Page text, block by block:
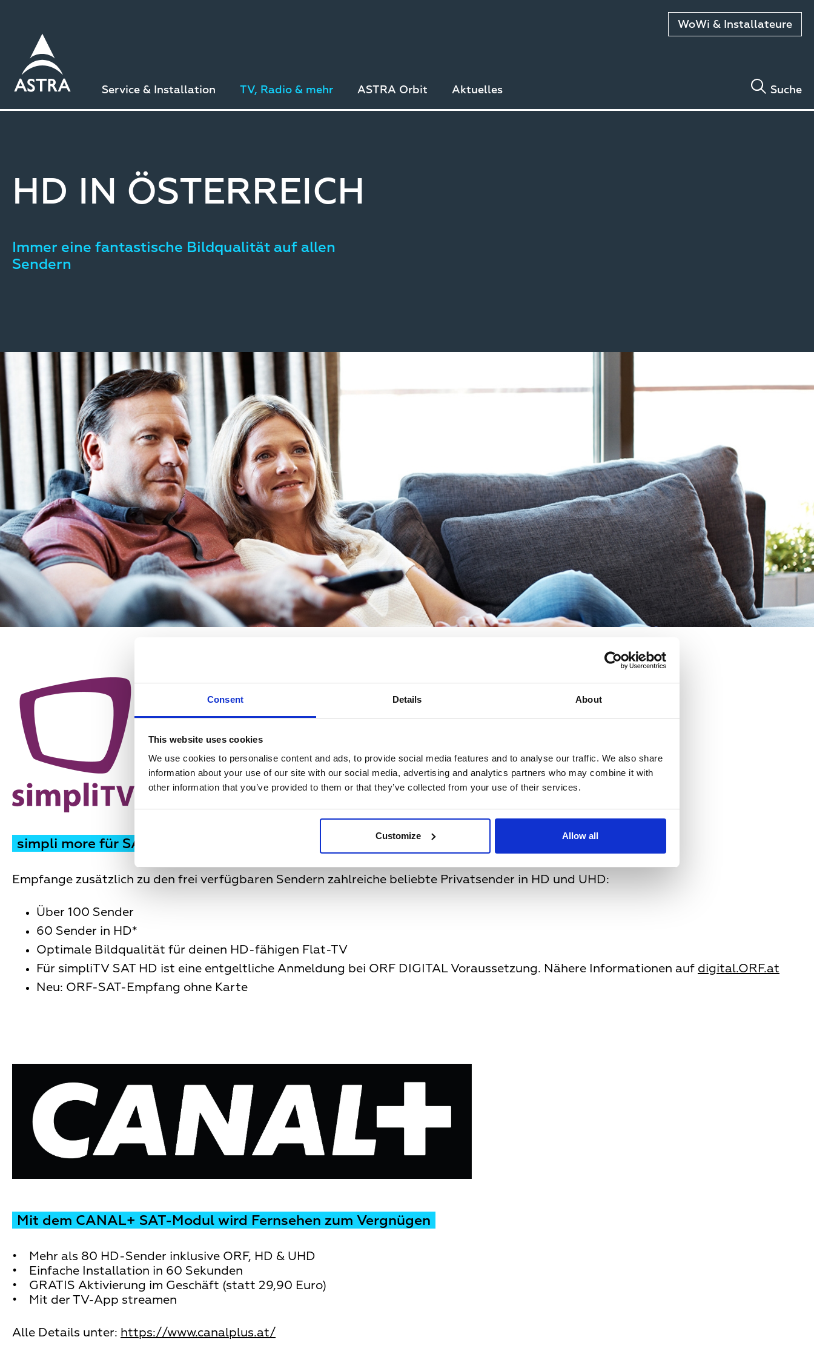
Consent Details About
This website uses cookies
We use cookies to personalise content and ads, to provide social media features and to analyse our traffic. We also share
information about your use of our site with our social media, advertising and analytics partners who may combine it with
other information that you’ve provided to them or that they’ve collected from your use of their services.
Customize Allow all
WoWi & Installateure
Suche
Service & Installation TV, Radio & mehr ASTRA Orbit Aktuelles
HD IN ÖSTERREICH
Immer eine fantastische Bildqualität auf allen
Sendern
Image
simpli more für SAT - Für alle, die mehr Bildqualität wollen
Empfange zusätzlich zu den frei verfügbaren Sendern zahlreiche beliebte Privatsender in HD und UHD:
Über 100 Sender
60 Sender in HD*
Optimale Bildqualität für deinen HD-fähigen Flat-TV
Für simpliTV SAT HD ist eine entgeltliche Anmeldung bei ORF DIGITAL Voraussetzung. Nähere Informationen auf digital.ORF.at
Neu: ORF-SAT-Empfang ohne Karte
Mit dem CANAL+ SAT-Modul wird Fernsehen zum Vergnügen
• Mehr als 80 HD-Sender inklusive ORF, HD & UHD
• Einfache Installation in 60 Sekunden
• GRATIS Aktivierung im Geschäft (statt 29,90 Euro)
• Mit der TV-App streamen
Alle Details unter: https://www.canalplus.at/